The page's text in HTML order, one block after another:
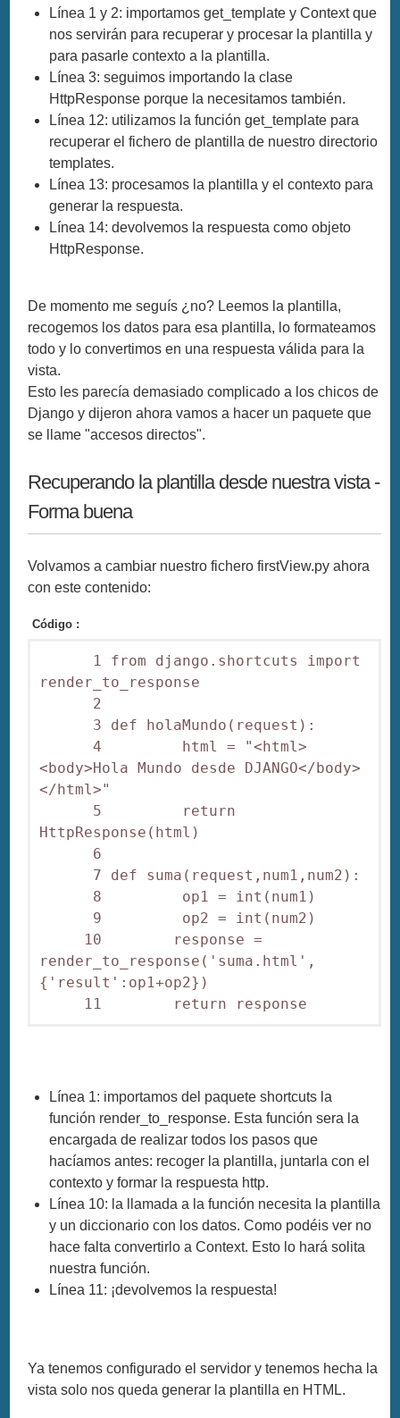
Línea 1 y 2: importamos get_template y Context que
nos servirán para recuperar y procesar la plantilla y
para pasarle contexto a la plantilla.
Línea 3: seguimos importando la clase
HttpResponse porque la necesitamos también.
Línea 12: utilizamos la función get_template para
recuperar el fichero de plantilla de nuestro directorio
templates.
Línea 13: procesamos la plantilla y el contexto para
generar la respuesta.
Línea 14: devolvemos la respuesta como objeto
HttpResponse.
De momento me seguís ¿no? Leemos la plantilla,
recogemos los datos para esa plantilla, lo formateamos
todo y lo convertimos en una respuesta válida para la
vista.
Esto les parecía demasiado complicado a los chicos de
Django y dijeron ahora vamos a hacer un paquete que
se llame "accesos directos".
Recuperando la plantilla desde nuestra vista -
Forma buena
Volvamos a cambiar nuestro fichero firstView.py ahora
con este contenido:
Código :
1 from django.shortcuts import
render_to_response
2
3 def holaMundo(request):
4         html = "<html>
<body>Hola Mundo desde DJANGO</body>
</html>"
5         return
HttpResponse(html)
6
7 def suma(request,num1,num2):
8         op1 = int(num1)
9         op2 = int(num2)
10        response =
render_to_response('suma.html',
{'result':op1+op2})
11        return response
Línea 1: importamos del paquete shortcuts la
función render_to_response. Esta función sera la
encargada de realizar todos los pasos que
hacíamos antes: recoger la plantilla, juntarla con el
contexto y formar la respuesta http.
Línea 10: la llamada a la función necesita la plantilla
y un diccionario con los datos. Como podéis ver no
hace falta convertirlo a Context. Esto lo hará solita
nuestra función.
Línea 11: ¡devolvemos la respuesta!
Ya tenemos configurado el servidor y tenemos hecha la
vista solo nos queda generar la plantilla en HTML.